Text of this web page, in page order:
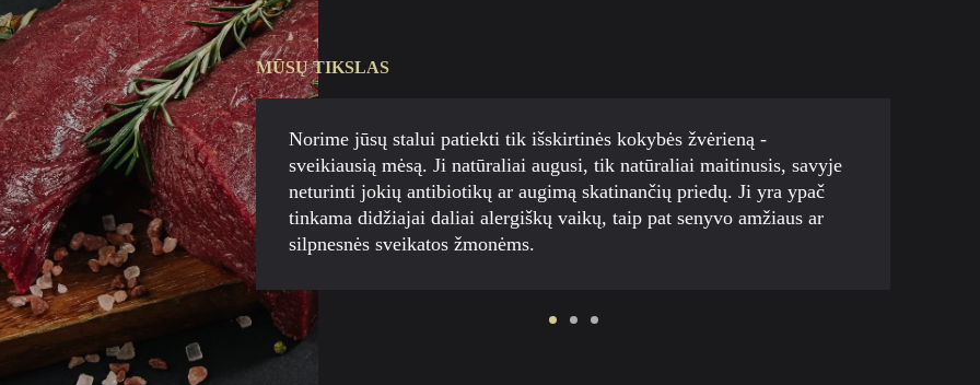
MŪSŲ TIKSLAS
sodrų skonį bet kokiam
Norime jūsų stalui patiekti tik išskirtinės kokybės žvėrieną -
sveikiausią mėsą. Ji natūraliai augusi, tik natūraliai maitinusis, savyje
neturinti jokių antibiotikų ar augimą skatinančių priedų. Ji yra ypač
tinkama didžiajai daliai alergiškų vaikų, taip pat senyvo amžiaus ar
silpnesnės sveikatos žmonėms.